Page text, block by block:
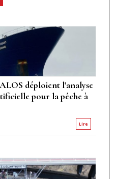
déploient l'analyse
pour la pêche à
Lire